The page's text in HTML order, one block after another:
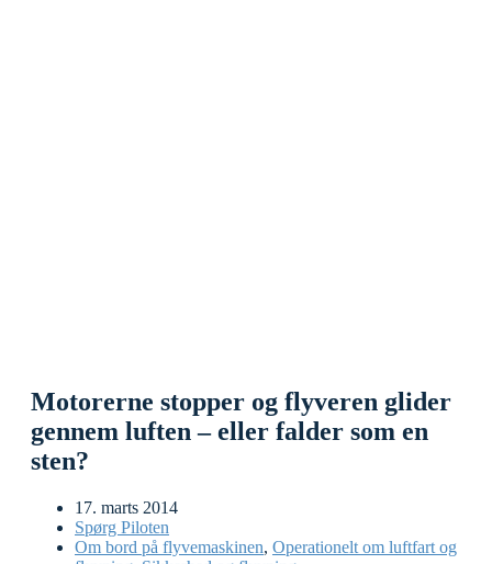
Motorerne stopper og flyveren glider
gennem luften – eller falder som en
sten?
17. marts 2014
Spørg Piloten
Om bord på flyvemaskinen, Operationelt om luftfart og